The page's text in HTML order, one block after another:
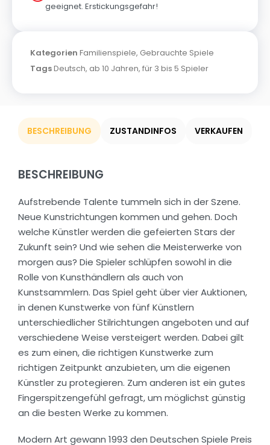
geeignet. Erstickungsgefahr!
Kategorien Familienspiele, Gebrauchte Spiele
TagsDeutsch, ab 10 Jahren, für 3 bis 5 Spieler
BESCHREIBUNG ZUSTANDINFOS VERKAUFEN
BESCHREIBUNG
Aufstrebende Talente tummeln sich in der Szene.
Neue Kunstrichtungen kommen und gehen. Doch
welche Künstler werden die gefeierten Stars der
Zukunft sein? Und wie sehen die Meisterwerke von
morgen aus? Die Spieler schlüpfen sowohl in die
Rolle von Kunsthändlern als auch von
Kunstsammlern. Das Spiel geht über vier Auktionen,
in denen Kunstwerke von fünf Künstlern
unterschiedlicher Stilrichtungen angeboten und auf
verschiedene Weise versteigert werden. Dabei gilt
es zum einen, die richtigen Kunstwerke zum
richtigen Zeitpunkt anzubieten, um die eigenen
Künstler zu protegieren. Zum anderen ist ein gutes
Fingerspitzengefühl gefragt, um möglichst günstig
an die besten Werke zu kommen.
Modern Art gewann 1993 den Deutschen Spiele Preis